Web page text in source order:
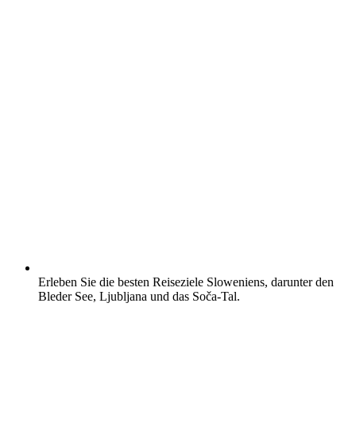
Erleben Sie die besten Reiseziele Sloweniens, darunter den
Bleder See, Ljubljana und das Soča-Tal.